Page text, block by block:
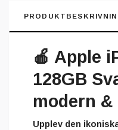
🍎 Apple
128GB
modern &
Upplev den